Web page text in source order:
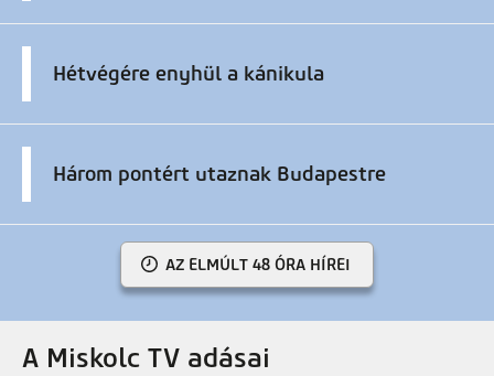
Hétvégére enyhül a kánikula
Három pontért utaznak Budapestre
AZ ELMÚLT 48 ÓRA HÍREI
A Miskolc TV adásai